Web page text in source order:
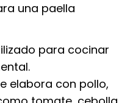
una paella
para cocinar
elabora con pollo,